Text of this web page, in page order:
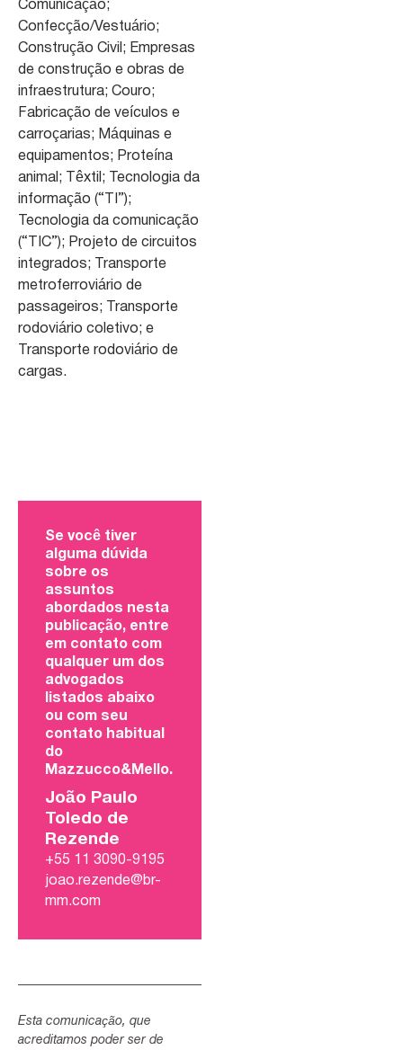
Comunicação;
Confecção/Vestuário;
Construção Civil; Empresas
de construção e obras de
infraestrutura; Couro;
Fabricação de veículos e
carroçarias; Máquinas e
equipamentos; Proteína
animal; Têxtil; Tecnologia da
informação (“TI”);
Tecnologia da comunicação
(“TIC”); Projeto de circuitos
integrados; Transporte
metroferroviário de
passageiros; Transporte
rodoviário coletivo; e
Transporte rodoviário de
cargas.
Se você tiver
alguma dúvida
sobre os
assuntos
abordados nesta
publicação, entre
em contato com
qualquer um dos
advogados
listados abaixo
ou com seu
contato habitual
do
Mazzucco&Mello.
João Paulo
Toledo de
Rezende
+55 11 3090-9195
joao.rezende@br-
mm.com
Esta comunicação, que
acreditamos poder ser de